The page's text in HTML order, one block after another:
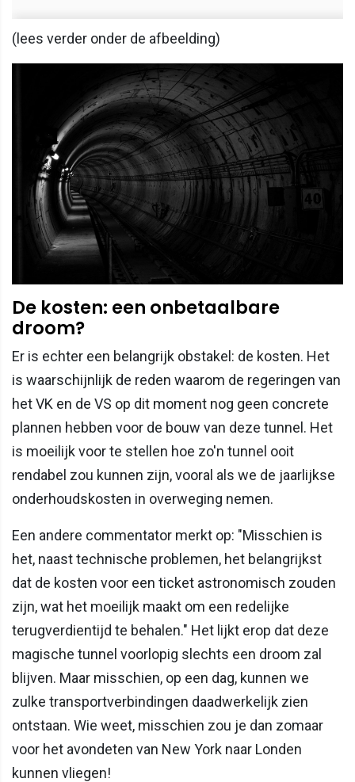
(lees verder onder de afbeelding)
De kosten: een onbetaalbare
droom?
Er is echter een belangrijk obstakel: de kosten. Het
is waarschijnlijk de reden waarom de regeringen van
het VK en de VS op dit moment nog geen concrete
plannen hebben voor de bouw van deze tunnel. Het
is moeilijk voor te stellen hoe zo'n tunnel ooit
rendabel zou kunnen zijn, vooral als we de jaarlijkse
onderhoudskosten in overweging nemen.
Een andere commentator merkt op: "Misschien is
het, naast technische problemen, het belangrijkst
dat de kosten voor een ticket astronomisch zouden
zijn, wat het moeilijk maakt om een redelijke
terugverdientijd te behalen." Het lijkt erop dat deze
magische tunnel voorlopig slechts een droom zal
blijven. Maar misschien, op een dag, kunnen we
zulke transportverbindingen daadwerkelijk zien
ontstaan. Wie weet, misschien zou je dan zomaar
voor het avondeten van New York naar Londen
kunnen vliegen!